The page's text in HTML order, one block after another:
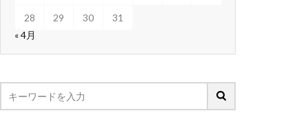
28 29 30
31
« 4月